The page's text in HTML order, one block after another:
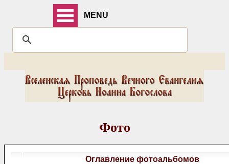
MENU
Фото
Оглавление фотоальбомов